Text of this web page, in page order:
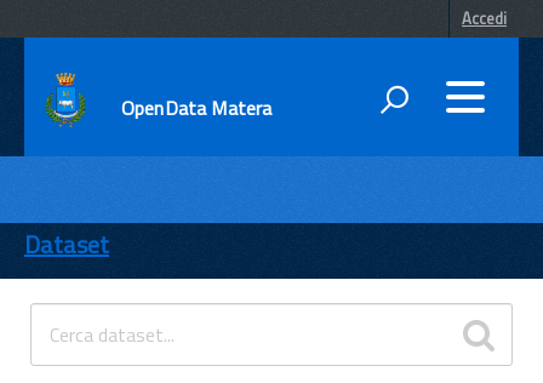
Accedi
OpenData Matera
ENTI
TEMI
INFORMAZIONI
Dataset